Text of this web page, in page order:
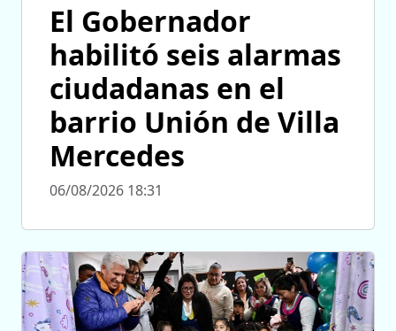
El Gobernador
habilitó seis alarmas
ciudadanas en el
barrio Unión de Villa
Mercedes
06/08/2026 18:31